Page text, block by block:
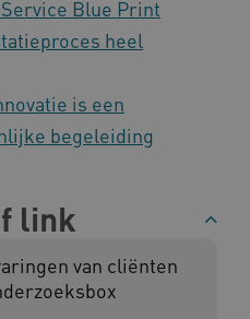
Blue Print
heel
is een
begeleiding
link
van cliënten
.kennispleingehandicaptensector.nl
Amazon.com Inc.